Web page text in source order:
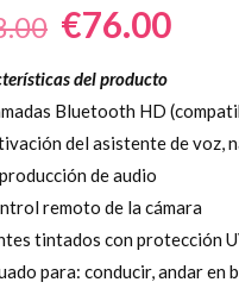
El
original
era:
€98.00.
€76.00El
es:
del producto
Bluetooth HD
del asistente de voz,
de audio
remoto de la cámara
tintados con protección
para: conducir, andar en